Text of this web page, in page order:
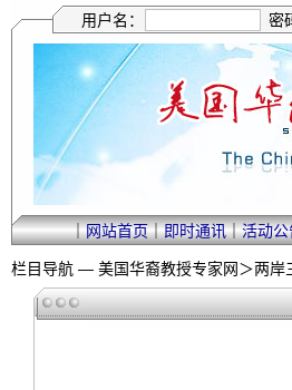
用户名： 密
｜网站首页｜即时通讯｜活动公
栏目导航 — 美国华裔教授专家网＞两岸